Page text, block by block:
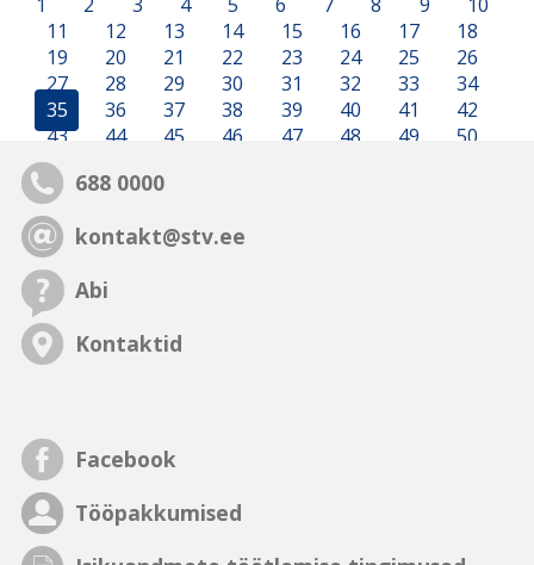
11
12 13 14 15 16 17
18
19
20 21 22 23 24 25
26
27
28 29 30 31 32 33
34
35
36 37 38 39 40 41
42
43
44 45 46 47 48 49 50
688 0000
kontakt@stv.ee
Abi
Kontaktid
Facebook
Tööpakkumised